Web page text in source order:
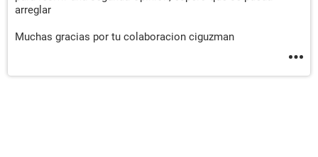
arreglar
Muchas gracias por tu colaboracion ciguzman